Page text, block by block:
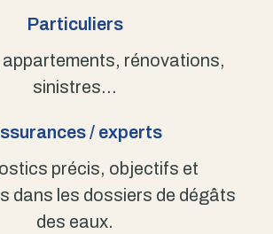
Particuliers
rénovations,
sinistres…
/ experts
précis, objectifs et
dans les dossiers de dégâts
des eaux.